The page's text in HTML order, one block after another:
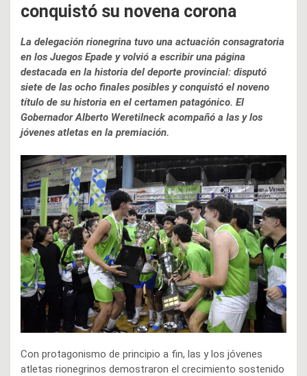
conquistó su novena corona
La delegación rionegrina tuvo una actuación consagratoria
en los Juegos Epade y volvió a escribir una página
destacada en la historia del deporte provincial: disputó
siete de las ocho finales posibles y conquistó el noveno
título de su historia en el certamen patagónico. El
Gobernador Alberto Weretilneck acompañó a las y los
jóvenes atletas en la premiación.
Con protagonismo de principio a fin, las y los jóvenes
atletas rionegrinos demostraron el crecimiento sostenido